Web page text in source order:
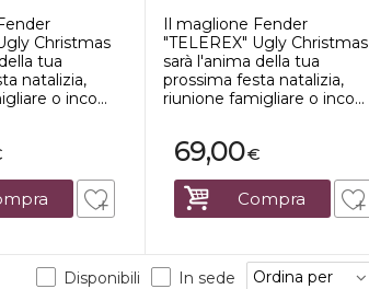
Christmas
tua
natalizia,
o inco...
Il maglione Fender
"TELEREX" Ugly Christmas
sarà l'anima della tua
prossima festa natalizia,
riunione famigliare o inco...
€
69,00
Compra
Disponibili In sede